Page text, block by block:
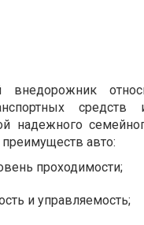
внедорожник
средств
надежного
авто:
проходимости;
и управляемость;